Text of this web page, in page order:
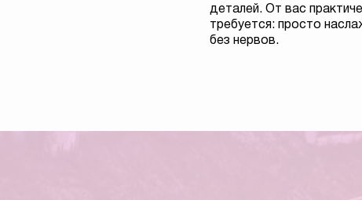
деталей. От вас
требуется: просто
без нервов.